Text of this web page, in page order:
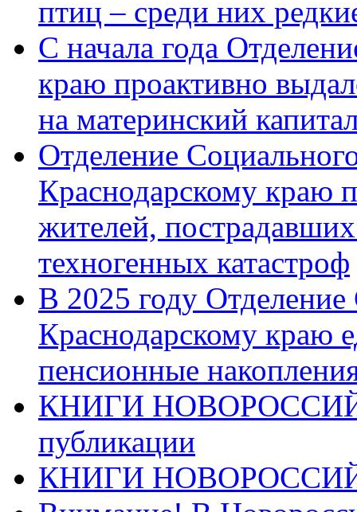
птиц – среди них
С начала года
краю проактивно
на материнский
Отделение
Краснодарскому краю
жителей,
техногенных катастроф
В 2025 году
Краснодарскому краю
пенсионные
КНИГИ
публикации
КНИГИ